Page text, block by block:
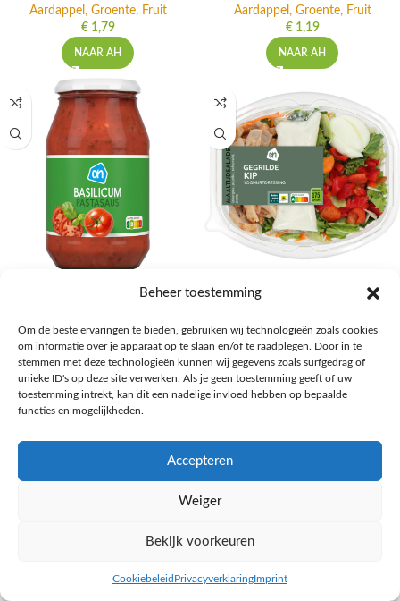
Beheer toestemming
Om de beste ervaringen te bieden, gebruiken wij technologieën zoals cookies
om informatie over je apparaat op te slaan en/of te raadplegen. Door in te
stemmen met deze technologieën kunnen wij gegevens zoals surfgedrag of
unieke ID's op deze site verwerken. Als je geen toestemming geeft of uw
toestemming intrekt, kan dit een nadelige invloed hebben op bepaalde
functies en mogelijkheden.
Accepteren
Weiger
Bekijk voorkeuren
Cookiebeleid PrivacyverklaringImprint
Aardappel, Groente, Fruit
€1,79
NAAR AH
Aardappel, Groente, Fruit
€1,19
NAAR AH
€1,59
NAAR AH
Salades,Pizza, Maaltijden
€3,39
NAAR AH